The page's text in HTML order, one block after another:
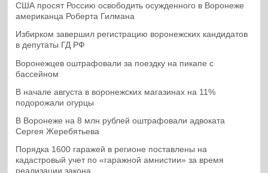
США просят Россию освободить осужденного в Воронеже
американца Роберта Гилмана
Избирком завершил регистрацию воронежских кандидатов
в депутаты ГД РФ
Воронежцев оштрафовали за поездку на пикапе с
бассейном
В начале августа в воронежских магазинах на 11%
подорожали огурцы
В Воронеже на 8 млн рублей оштрафовали адвоката
Сергея Жеребятьева
Порядка 1600 гаражей в регионе поставлены на
кадастровый учет по «гаражной амнистии» за время
реализации закона